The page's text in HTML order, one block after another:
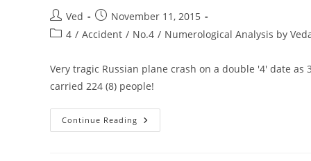
Post
author:
Ved
Post
published:
November 11, 2015
Post4 / Accident / No.4 / Numerological Analysis by
Very tragic Russian plane crash on a double '4' date as
carried 224 (8) people!
Continue Reading Very
Tragic